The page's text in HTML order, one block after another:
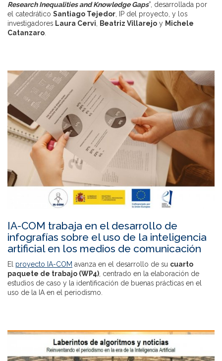
Research Inequalities and Knowledge Gaps”, desarrollada por
el catedrático Santiago Tejedor , IP del proyecto, y los
investigadores Laura Cervi Beatriz Villarejo y Michele
Catanzaro
IA-COM trabaja en el desarrollo de
infografías sobre el uso de la inteligencia
artificial en los medios de comunicación
El proyecto IA-COM avanza en el desarrollo de su cuarto
paquete de trabajo (WP4) , centrado en la elaboración de
estudios de caso y la identificación de buenas prácticas en el
uso de la IA en el periodismo.